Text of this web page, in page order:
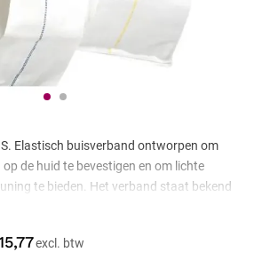
Elastisch buisverband ontworpen om
de huid te bevestigen en om lichte
te bieden. Het verband staat bekend
het geschikt is voor gebruik op
lichaam, inclusief gebieden die veel
is geschikt voor zowel